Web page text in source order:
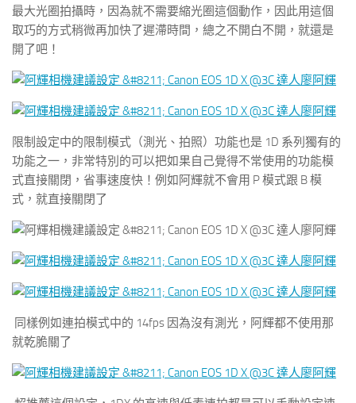
最大光圈拍攝時，因為就不需要縮光圈這個動作，因此用這個
取巧的方式稍微再加快了遲滯時間，總之不開白不開，就還是
開了吧！
限制設定中的限制模式（測光、拍照）功能也是 1D 系列獨有的
功能之一，非常特別的可以把如果自己覺得不常使用的功能模
式直接關閉，省事速度快！例如阿輝就不會用 P 模式跟 B 模
式，就直接關閉了
同樣例如連拍模式中的 14fps 因為沒有測光，阿輝都不使用那
就乾脆關了